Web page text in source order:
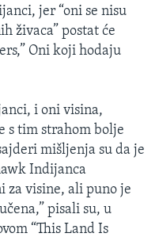
jer “oni se nisu
živaca” postat će
Oni koji hodaju
i oni visina,
s tim strahom bolje
mišljenja su da je
Indijanca
za visine, ali puno je
pisali su, u
“This Land Is